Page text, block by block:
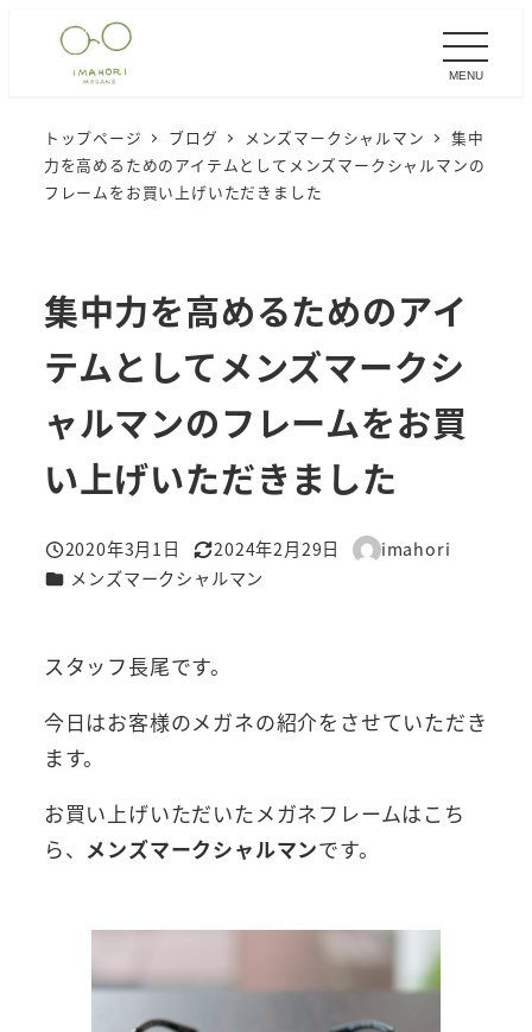
MENU
トップページ ブログ メンズマークシャルマン
集中
力を高めるためのアイテムとしてメンズマークシャルマンの
フレームをお買い上げいただきました
集中力を高めるためのアイ
テムとしてメンズマークシ
ャルマンのフレームをお買
い上げいただきました
投稿日
2020年3月1日
更新日
2024年2月29日
著
imahori
カテゴリー
メンズマークシャルマン
スタッフ長尾です。
今日はお客様のメガネの紹介をさせていただき
ます。
お買い上げいただいたメガネフレームはこち
ら、 メンズマークシャルマンです。